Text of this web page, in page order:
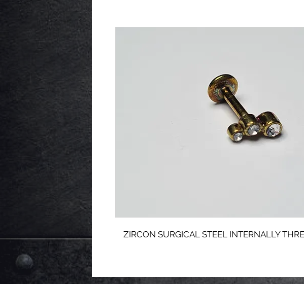
ZIRCON SURGICAL STEEL INTERNALLY